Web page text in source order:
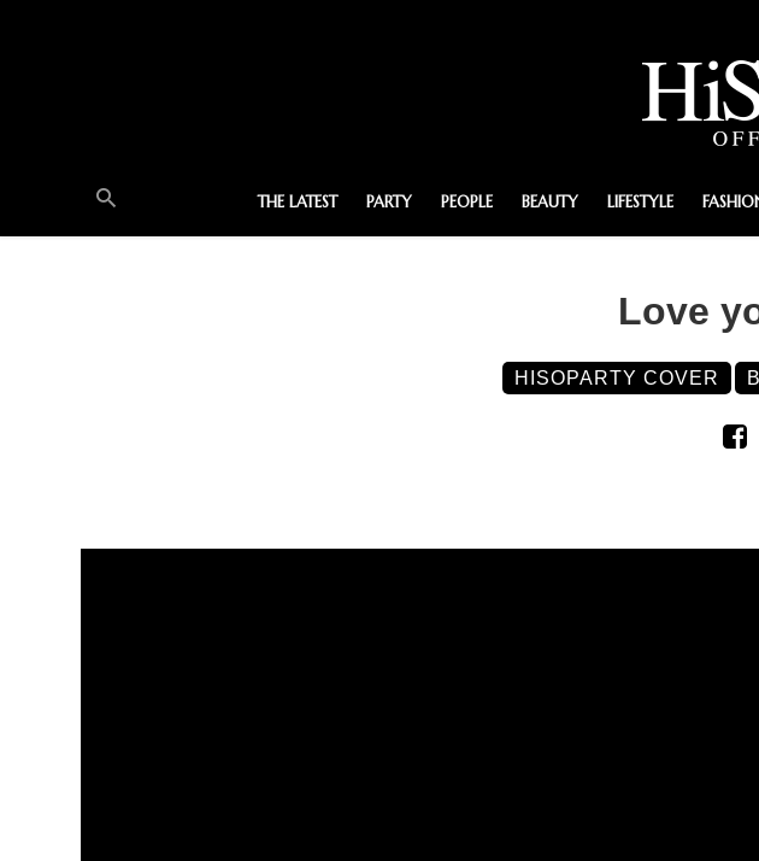
THE LATEST PARTY PEOPLE BEAUTY LIFESTYLE
Love
HISOPARTY COVER